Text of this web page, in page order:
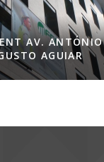
AV. ANTÓNIO
AGUIAR